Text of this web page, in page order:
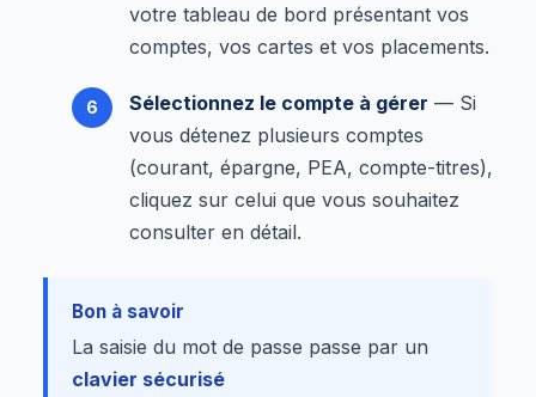
votre tableau de bord présentant vos
comptes, vos cartes et vos placements.
Sélectionnez le compte à gérer — Si
vous détenez plusieurs comptes
(courant, épargne, PEA, compte-titres),
cliquez sur celui que vous souhaitez
consulter en détail.
Bon à savoir
La saisie du mot de passe passe par un
clavier sécurisé